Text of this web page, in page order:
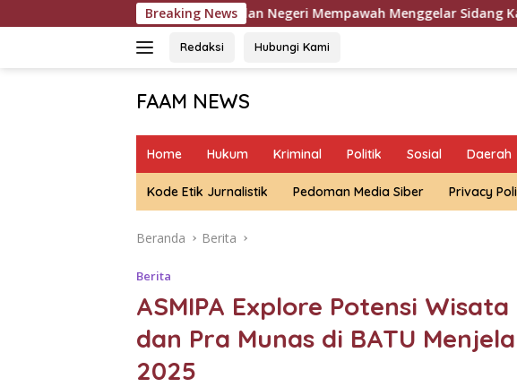
ke
Breaking News
Pengadilan Negeri Mempawah Menggelar Sidang Kasus Dugaan Oli
Redaksi Hubungi Kami
FAAM NEWS
Fakta,
Aspirasi
Home Hukum Kriminal Politik Sosial Daerah
Kode Etik Jurnalistik Pedoman Media Siber Privacy
Beranda Berita
Berita
ASMIPA Explore Potensi
dan Pra Munas di BATU
2025